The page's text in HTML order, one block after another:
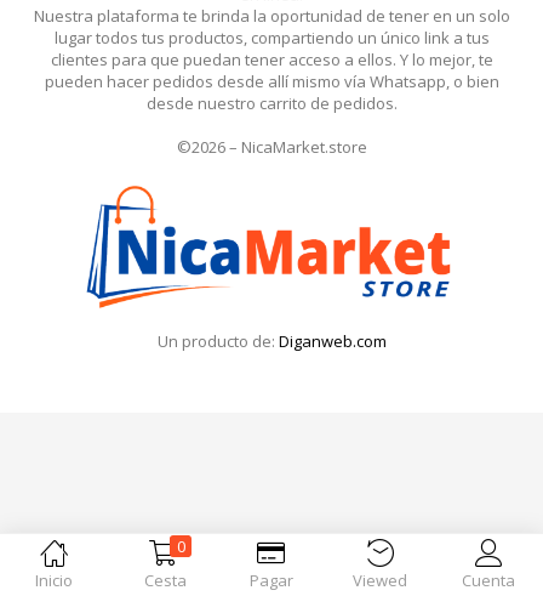
Iniciar Sesión
Inicio
0
Cesta
Pagar Viewed Cuenta
Nuestra plataforma te brinda la oportunidad de tener en un solo
lugar todos tus productos, compartiendo un único link a tus
clientes para que puedan tener acceso a ellos. Y lo mejor, te
pueden hacer pedidos desde allí mismo vía Whatsapp, o bien
desde nuestro carrito de pedidos.
©2026 – NicaMarket.store
Un producto de: Diganweb.com